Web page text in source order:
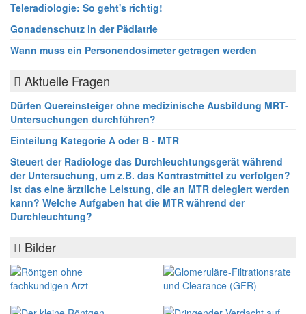
Teleradiologie: So geht's richtig!
Gonadenschutz in der Pädiatrie
Wann muss ein Personendosimeter getragen werden
Aktuelle Fragen
Dürfen Quereinsteiger ohne medizinische Ausbildung MRT-
Untersuchungen durchführen?
Einteilung Kategorie A oder B - MTR
Steuert der Radiologe das Durchleuchtungsgerät während
der Untersuchung, um z.B. das Kontrastmittel zu verfolgen?
Ist das eine ärztliche Leistung, die an MTR delegiert werden
kann? Welche Aufgaben hat die MTR während der
Durchleuchtung?
Bilder